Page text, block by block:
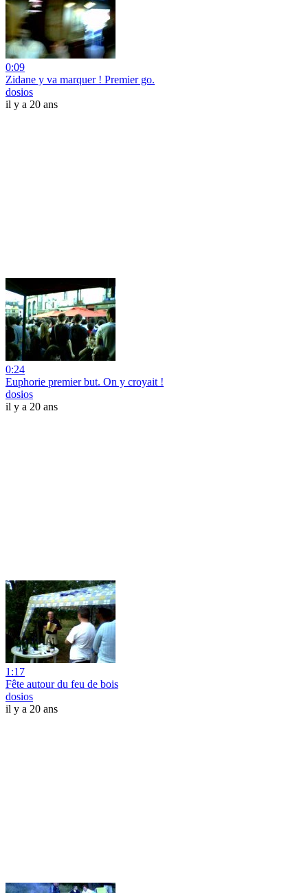
0:09
Zidane y va marquer ! Premier go.
dosios
il y a 20 ans
0:24
Euphorie premier but. On y croyait !
dosios
il y a 20 ans
1:17
Fête autour du feu de bois
dosios
il y a 20 ans